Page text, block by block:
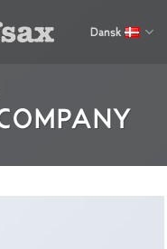
Dansk